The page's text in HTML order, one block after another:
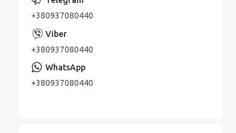
+380937080440
+380937080440
+380937080440